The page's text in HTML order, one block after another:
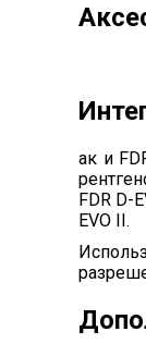
ак и
FDR D-
EVO II.